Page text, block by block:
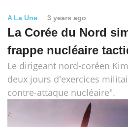
A La Une 3 years ago
La Corée du Nord
frappe nucléaire
Le dirigeant nord-coréen
deux jours d'exercices
contre-attaque nucléaire".